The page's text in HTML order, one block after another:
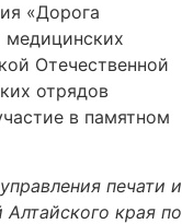
«Дорога
медицинских
Отечественной
отрядов
в памятном
печати и
края по